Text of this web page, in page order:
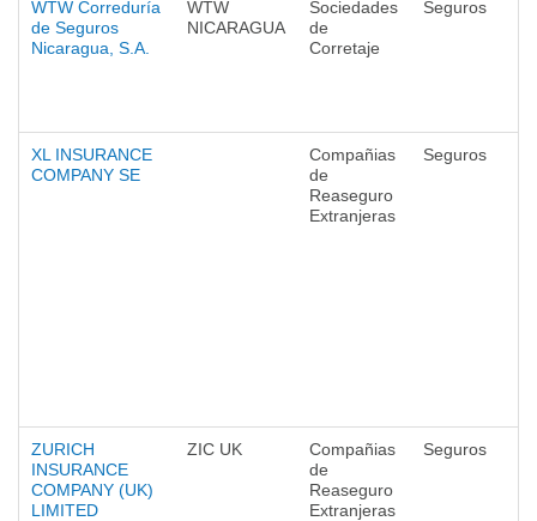
WTW Correduría
de Seguros
Nicaragua, S.A.
WTW
NICARAGUA
Sociedades
de
Corretaje
Seguros
XL INSURANCE
COMPANY SE
Compañias
de
Reaseguro
Extranjeras
Seguros
ZURICH
INSURANCE
COMPANY (UK)
LIMITED
ZIC UK
Compañias
de
Reaseguro
Extranjeras
Seguros